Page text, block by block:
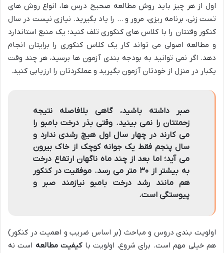
اول از هر چیز باید روش مطالعه صحیح درس ها، انواع روش های
تست زنی، برنامه ریزی، مرور و … را یاد بگیرید. نیازی نیست در سال
کنکور وقتتان را با کلاس های کنکوری تلف کنید؛ یک منبع استاندارد
و مطالعه اصولی می تواند کار یک کلاس کنکوری را برایتان انجام
دهد. اگر نمی توانید به بودجه بندی آزمون ها برسید، هر چند وقت
یکبار در منزل از خودتان آزمون بگیرید و عملکردتان را ارزیابی کنید.
صبر داشته باشید، گاهی بلافاصله نتیجه
زحمتتان را نمی بینید. وقتی بذر درخت بامبو را
می کارند در چهار سال اول هیچ رشدی ندارد و
سال پنجم فقط یک جوانه کوچک از خاک بیرون
می آید؛ اما بعد از چند ماه ناگهان ارتفاع درخت
به بیشتر از ۳۰ متر می رسد. موفقیت در کنکور
هم مانند رشد درخت بامبو نیازمند صبر و
پیوستگی است.
اولویت بندی دروس و مباحث (بر اساس ضریب و اهمیت در کنکور)
هم خیلی مهم است. برای شروع، اولویت باکیفیت مطالعه است نه